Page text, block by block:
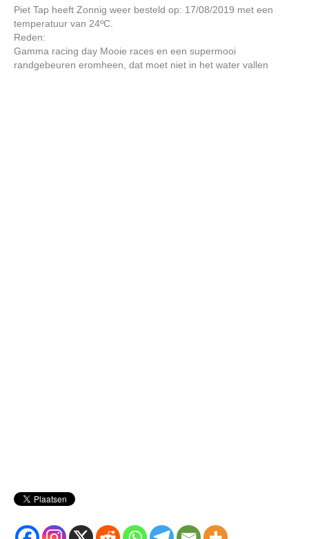
Piet Tap heeft Zonnig weer besteld op: 17/08/2019 met een
temperatuur van 24ºC.
Reden:
Gamma racing day Mooie races en een supermooi
randgebeuren eromheen, dat moet niet in het water vallen